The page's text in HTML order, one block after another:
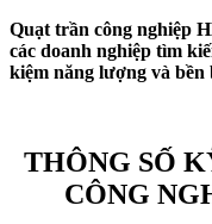
Quạt trần công nghiệp
các doanh nghiệp tìm
kiệm năng lượng và
THÔNG SỐ
CÔNG